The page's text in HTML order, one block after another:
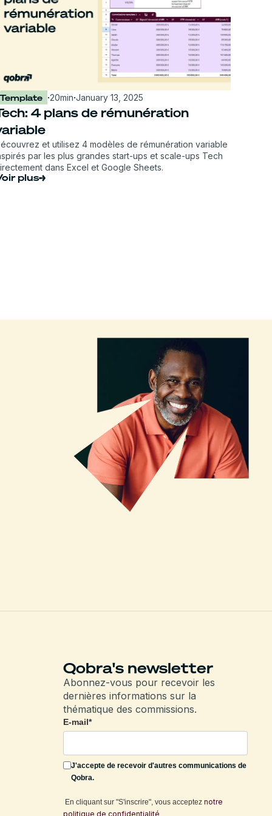
·20min·January 13, 2025
4 plans de rémunération
et utilisez 4 modèles de rémunération variable
par les plus grandes start-ups et scale-ups Tech
dans Excel et Google Sheets.
plus
Qobra's newsletter
Abonnez-vous pour recevoir les
dernières informations sur la
thématique des commissions.
E-mail*
J'accepte de recevoir d'autres communications de
Qobra.
En cliquant sur "S'inscrire", vous acceptez notre
politique de confidentialité